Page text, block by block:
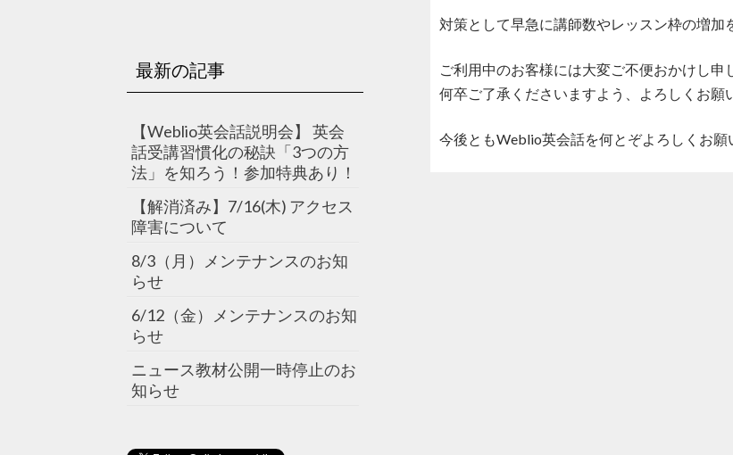
対策として早急に講師数やレッスン枠の増加
ご利用中のお客様には大変ご不便おかけし申
何卒ご了承くださいますよう、よろしくお願
今後ともWeblio英会話を何とぞよろしくお願
最新の記事
【Weblio英会話説明会】 英会
話受講習慣化の秘訣「3つの方
法」を知ろう！参加特典あり！
【解消済み】7/16(木) アクセス
障害について
8/3（月）メンテナンスのお知
らせ
6/12（金）メンテナンスのお知
らせ
ニュース教材公開一時停止のお
知らせ